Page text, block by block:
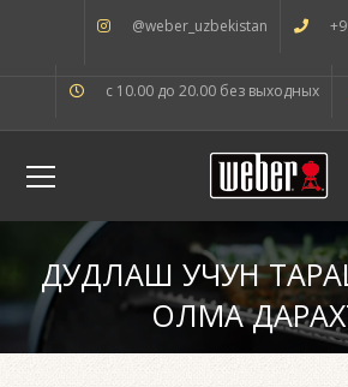
@weber_uzbekistan
с 10.00 до 20.00 без выходных
ДУДЛАШ УЧУН
ОЛМА